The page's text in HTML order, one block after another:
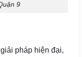
9
pháp hiện đại,